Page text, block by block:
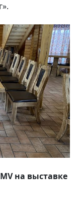
на выставке